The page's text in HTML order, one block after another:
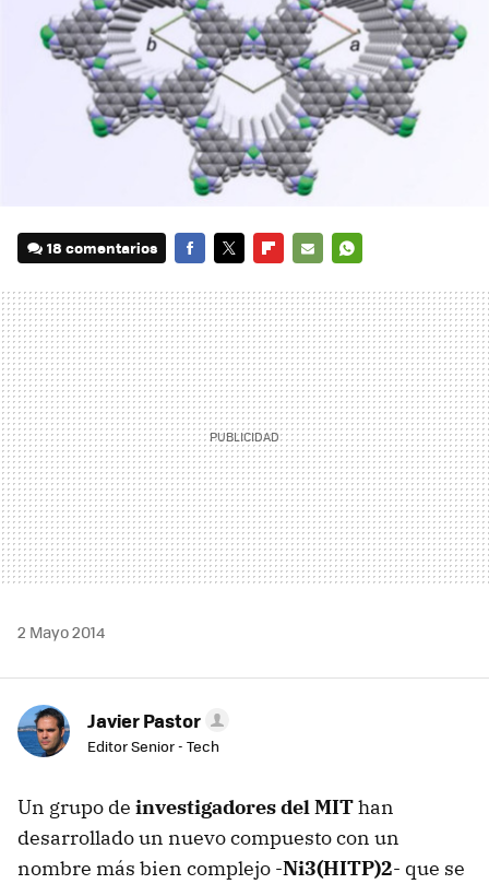
18 comentarios
MAIL
2 Mayo 2014
Javier Pastor
Editor Senior - Tech
Un grupo de investigadores del MIThan
desarrollado un nuevo compuesto con un
nombre más bien complejo -Ni3(HITP)2- que se